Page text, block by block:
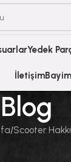
Yedek
İletişim
Blog
Scooter